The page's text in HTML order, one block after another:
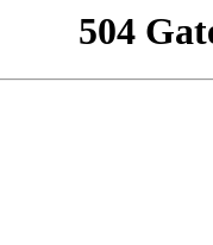
504